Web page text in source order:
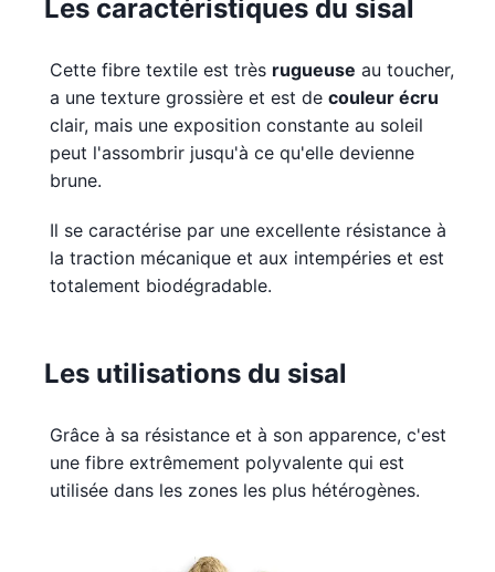
Les caractéristiques du sisal
Cette fibre textile est très rugueuse au toucher,
a une texture grossière et est de couleur écru
clair, mais une exposition constante au soleil
peut l'assombrir jusqu'à ce qu'elle devienne
brune.
Il se caractérise par une excellente résistance à
la traction mécanique et aux intempéries et est
totalement biodégradable.
Les utilisations du sisal
Grâce à sa résistance et à son apparence, c'est
une fibre extrêmement polyvalente qui est
utilisée dans les zones les plus hétérogènes.